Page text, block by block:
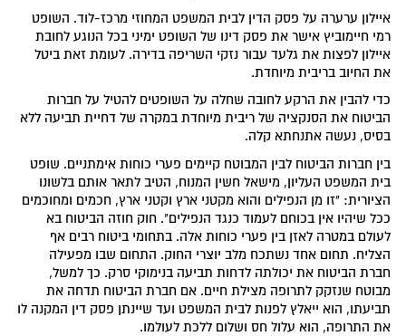
איילון ערערה על פסק הדין לבית המשפט המחוזי מרכז-לוד. השופט
רמי חיימוביץ אישר את פסק דינו של השופט ימיני בכל הנוגע לחובת
איילון לפצות את גלעד עבור נזקי השריפה בדירה. לעומת זאת ביטל
את החיוב בריבית מיוחדת.
כדי להבין את הרקע לחובה שחלה על השופטים להטיל על חברות
הביטוח את הסנקציה של ריבית מיוחדת במקרה של דחיית תביעה ללא
בסיס, נעשה אתנחתא קלה.
בין חברות הביטוח לבין המבוטח קיימים פערי כוחות אימתניים. שופט
בית המשפט העליון, מישאל חשין המנוח, הטיב לתאר אותם בלשונו
הציורית: "זו מן הנפילים והוא מקטני ארץ וקטני ארץ, חכמים ומחוכמים
ככל שיהיו אין בכוחם לעמוד כנגד הנפילים". חוק חוזה הביטוח בא
לעולם במטרה לאזן בין פערי כוחות אלה. בתחומי ביטוח רבים אף
הצליח. תחום אחד נשתכח מלב יוצרי החוק. התחום שבו מפעילה
חברת הביטוח את יכולתה לדחות תביעה בנימוקי סרק. כך למשל,
מבוטח שנזקק לתרופה מצילת חיים. אם חברת הביטוח תדחה את
תביעתו, הוא ייאלץ לפנות לבית המשפט ועד שיינתן פסק דין המקנה לו
את התרופה, הוא עלול חס ושלום ללכת לעולמו.